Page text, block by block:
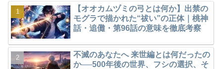
【オオカムヅミの弓とは何か】出禁の
モグラで描かれた“祓い”の正体｜桃神
話・追儺・第96話の意味を徹底考察
不滅のあなたへ 来世編とは何だったの
か──500年後の世界、フシの選択、そ